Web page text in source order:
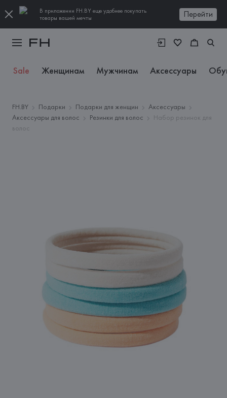
В приложении FH.BY еще удобнее покупать
товары вашей мечты
Перейти
Sale Женщинам Мужчинам Аксессуары
FH.BY Подарки Подарки для женщин
Аксессуары
Аксессуары для волос
Резинки для волос
Набор резинок для
волос